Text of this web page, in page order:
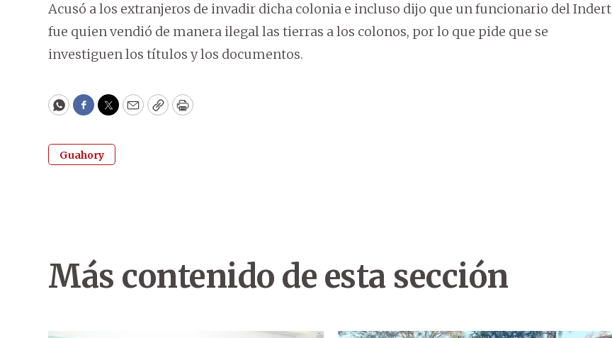
Acusó a los extranjeros de invadir dicha colonia e incluso dijo que un funcionario del Indert
fue quien vendió de manera ilegal las tierras a los colonos, por lo que pide que se
investiguen los títulos y los documentos.
WhatsApp
Facebook
Twitter
EmailCopyPrint
Guahory
Más contenido de esta sección